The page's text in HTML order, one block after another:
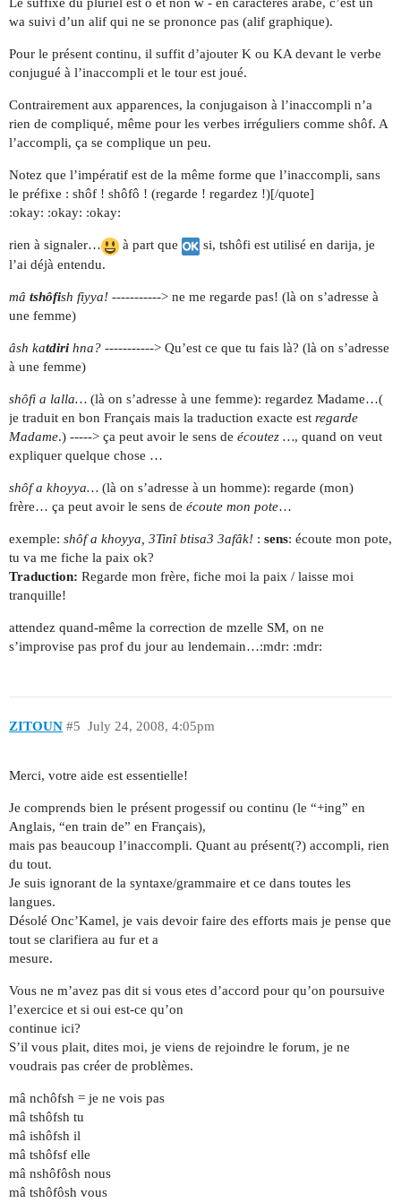
Le suffixe du pluriel est ô et non w - en caractères arabe, c’est un
wa suivi d’un alif qui ne se prononce pas (alif graphique).
Pour le présent continu, il suffit d’ajouter K ou KA devant le verbe
conjugué à l’inaccompli et le tour est joué.
Contrairement aux apparences, la conjugaison à l’inaccompli n’a
rien de compliqué, même pour les verbes irréguliers comme shôf. A
l’accompli, ça se complique un peu.
Notez que l’impératif est de la même forme que l’inaccompli, sans
le préfixe : shôf ! shôfô ! (regarde ! regardez !)[/quote]
:okay: :okay: :okay:
rien à signaler… à part que
si, tshôfi est utilisé en darija, je
l’ai déjà entendu.
mâ tshôfish fiyya! -----------> ne me regarde pas! (là on s’adresse à
une femme)
âsh katdiri hna? -----------> Qu’est ce que tu fais là? (là on s’adresse
à une femme)
shôfi a lalla… (là on s’adresse à une femme): regardez Madame…(
je traduit en bon Français mais la traduction exacte est regarde
Madame.) -----> ça peut avoir le sens de écoutez …, quand on veut
expliquer quelque chose …
shôf a khoyya… (là on s’adresse à un homme): regarde (mon)
frère… ça peut avoir le sens de écoute mon pote…
exemple: shôf a khoyya, 3Tinî btisa3 3afâk! : sens: écoute mon pote,
tu va me fiche la paix ok?
Traduction: Regarde mon frère, fiche moi la paix / laisse moi
tranquille!
attendez quand-même la correction de mzelle SM, on ne
s’improvise pas prof du jour au lendemain…:mdr: :mdr:
ZITOUN July 24, 2008, 4:05pm
#5
Merci, votre aide est essentielle!
Je comprends bien le présent progessif ou continu (le “+ing” en
Anglais, “en train de” en Français),
mais pas beaucoup l’inaccompli. Quant au présent(?) accompli, rien
du tout.
Je suis ignorant de la syntaxe/grammaire et ce dans toutes les
langues.
Désolé Onc’Kamel, je vais devoir faire des efforts mais je pense que
tout se clarifiera au fur et a
mesure.
Vous ne m’avez pas dit si vous etes d’accord pour qu’on poursuive
l’exercice et si oui est-ce qu’on
continue ici?
S’il vous plait, dites moi, je viens de rejoindre le forum, je ne
voudrais pas créer de problèmes.
mâ nchôfsh = je ne vois pas
mâ tshôfsh tu
mâ ishôfsh il
mâ tshôfsf elle
mâ nshôfôsh nous
mâ tshôfôsh vous